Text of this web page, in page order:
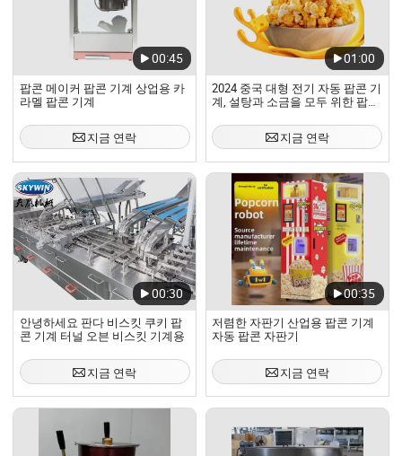
00:45
팝콘 메이커 팝콘 기계 상업용 카
라멜 팝콘 기계
지금 연락
01:00
2024 중국 대형 전기 자동 팝콘 기
계, 설탕과 소금을 모두 위한 팝콘
지금 연락
00:30
안녕하세요 판다 비스킷 쿠키 팝
콘 기계 터널 오븐 비스킷 기계용
지금 연락
00:35
저렴한 자판기 산업용 팝콘 기계
자동 팝콘 자판기
지금 연락